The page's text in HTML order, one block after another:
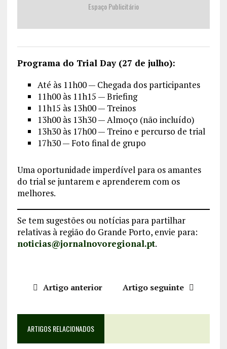
Espaço Publicitário
Programa do Trial Day (27 de julho):
Até às 11h00 — Chegada dos participantes
11h00 às 11h15 — Briefing
11h15 às 13h00 — Treinos
13h00 às 13h30 — Almoço (não incluído)
13h30 às 17h00 — Treino e percurso de trial
17h30 — Foto final de grupo
Uma oportunidade imperdível para os amantes
do trial se juntarem e aprenderem com os
melhores.
Se tem sugestões ou notícias para partilhar
relativas à região do Grande Porto, envie para:
noticias@jornalnovoregional.pt.
Artigo anterior Artigo seguinte
ARTIGOS RELACIONADOS